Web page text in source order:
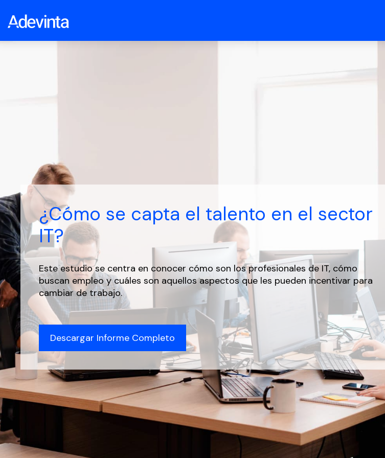
¿Cómo se capta el talento en el sector
IT?
Este estudio se centra en conocer cómo son los profesionales de IT, cómo
buscan empleo y cuáles son aquellos aspectos que les pueden incentivar para
cambiar de trabajo.
Descargar Informe Completo